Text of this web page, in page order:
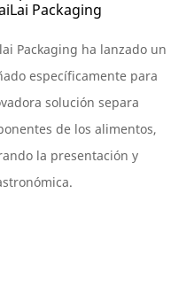
Packaging
Packaging ha lanzado un
específicamente para
solución separa
de los alimentos,
la presentación y